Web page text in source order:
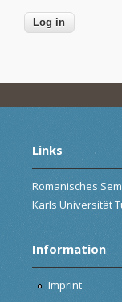
Links
Romanisches
Karls Universität
Information
Imprint